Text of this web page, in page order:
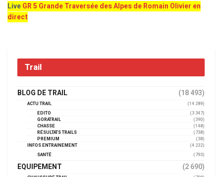
LiveGR 5 Grande Traversée des Alpes de Romain Olivier en
direct
Trail
BLOG DE TRAIL (18 493)
ACTU TRAIL
(14 289)
EDITO
(3 347)
GORATRAIL
(390)
CHASSE
(148)
RÉSULTATS TRAILS
(738)
PREMIUM
(38)
INFOS ENTRAINEMENT
(4 232)
SANTÉ
(793)
EQUIPEMENT (2 690)